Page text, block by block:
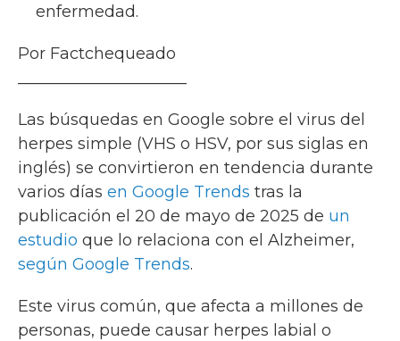
enfermedad.
Por Factchequeado
Las búsquedas en Google sobre el virus del
herpes simple (VHS o HSV, por sus siglas en
inglés) se convirtieron en tendencia durante
varios días en Google Trends tras la
publicación el 20 de mayo de 2025 de un
estudio que lo relaciona con el Alzheimer,
según Google Trends.
Este virus común, que afecta a millones de
personas, puede causar herpes labial o